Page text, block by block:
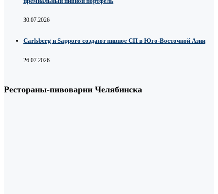
30.07.2026
Carlsberg и Sapporo создают пивное СП в Юго-Восточной Азии
26.07.2026
Рестораны-пивоварни Челябинска